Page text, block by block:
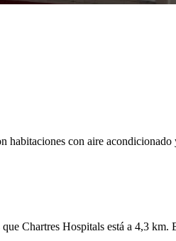
con aire
Chartres Hospitals está a 4,3 km.